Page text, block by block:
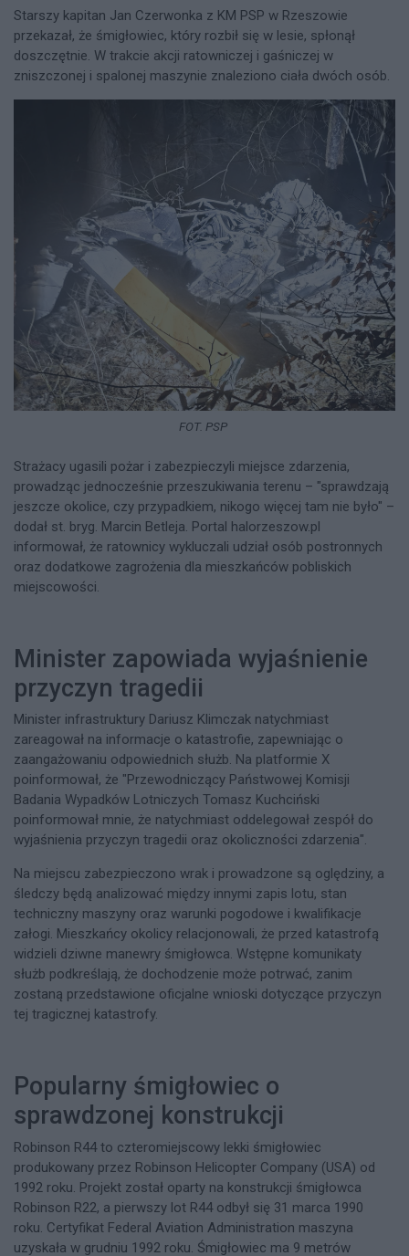
Starszy kapitan Jan Czerwonka z KM PSP w Rzeszowie
przekazał, że śmigłowiec, który rozbił się w lesie, spłonął
doszczętnie. W trakcie akcji ratowniczej i gaśniczej w
zniszczonej i spalonej maszynie znaleziono ciała dwóch osób.
FOT. PSP
Strażacy ugasili pożar i zabezpieczyli miejsce zdarzenia,
prowadząc jednocześnie przeszukiwania terenu – "sprawdzają
jeszcze okolice, czy przypadkiem, nikogo więcej tam nie było" –
dodał st. bryg. Marcin Betleja. Portal halorzeszow.pl
informował, że ratownicy wykluczali udział osób postronnych
oraz dodatkowe zagrożenia dla mieszkańców pobliskich
miejscowości.​
Minister zapowiada wyjaśnienie
przyczyn tragedii
Minister infrastruktury Dariusz Klimczak natychmiast
zareagował na informacje o katastrofie, zapewniając o
zaangażowaniu odpowiednich służb. Na platformie X
poinformował, że "Przewodniczący Państwowej Komisji
Badania Wypadków Lotniczych Tomasz Kuchciński
poinformował mnie, że natychmiast oddelegował zespół do
wyjaśnienia przyczyn tragedii oraz okoliczności zdarzenia".
Na miejscu zabezpieczono wrak i prowadzone są oględziny, a
śledczy będą analizować między innymi zapis lotu, stan
techniczny maszyny oraz warunki pogodowe i kwalifikacje
załogi. Mieszkańcy okolicy relacjonowali, że przed katastrofą
widzieli dziwne manewry śmigłowca. Wstępne komunikaty
służb podkreślają, że dochodzenie może potrwać, zanim
zostaną przedstawione oficjalne wnioski dotyczące przyczyn
tej tragicznej katastrofy.
Popularny śmigłowiec o
sprawdzonej konstrukcji
Robinson R44 to czteromiejscowy lekki śmigłowiec
produkowany przez Robinson Helicopter Company (USA) od
1992 roku. Projekt został oparty na konstrukcji śmigłowca
Robinson R22, a pierwszy lot R44 odbył się 31 marca 1990
roku. Certyfikat Federal Aviation Administration maszyna
uzyskała w grudniu 1992 roku. Śmigłowiec ma 9 metrów